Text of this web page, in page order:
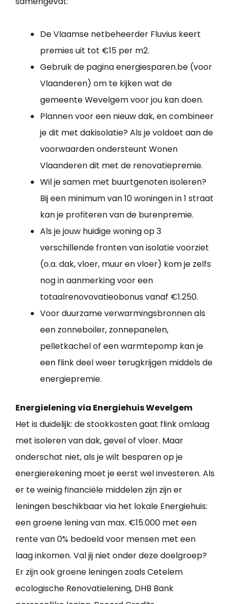
De Vlaamse netbeheerder Fluvius keert
premies uit tot €15 per m2.
Gebruik de pagina energiesparen.be (voor
Vlaanderen) om te kijken wat de
gemeente Wevelgem voor jou kan doen.
Plannen voor een nieuw dak, en combineer
je dit met dakisolatie? Als je voldoet aan de
voorwaarden ondersteunt Wonen
Vlaanderen dit met de renovatiepremie.
Wil je samen met buurtgenoten isoleren?
Bij een minimum van 10 woningen in 1 straat
kan je profiteren van de burenpremie.
Als je jouw huidige woning op 3
verschillende fronten van isolatie voorziet
(o.a. dak, vloer, muur en vloer) kom je zelfs
nog in aanmerking voor een
totaalrenovovatieobonus vanaf €1.250.
Voor duurzame verwarmingsbronnen als
een zonneboiler, zonnepanelen,
pelletkachel of een warmtepomp kan je
een flink deel weer terugkrijgen middels de
energiepremie.
Energielening via Energiehuis Wevelgem
Het is duidelijk: de stookkosten gaat flink omlaag
met isoleren van dak, gevel of vloer. Maar
onderschat niet, als je wilt besparen op je
energierekening moet je eerst wel investeren. Als
er te weinig financiële middelen zijn zijn er
leningen beschikbaar via het lokale Energiehuis:
een groene lening van max. €15.000 met een
rente van 0% bedoeld voor mensen met een
laag inkomen. Val jij niet onder deze doelgroep?
Er zijn ook groene leningen zoals Cetelem
ecologische Renovatielening, DHB Bank